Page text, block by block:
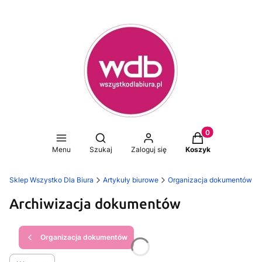
Menu
Otwórz wyszukiwarkę
Szukaj Zaloguj się
Produkty w
Koszyk
Sklep Wszystko Dla Biura Artykuły biurowe Organizacja dokumentów
Archiwizacja dokumentów
Organizacja dokumentów